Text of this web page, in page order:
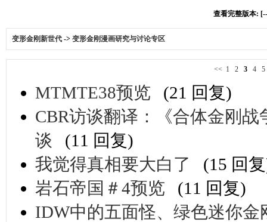
查看完整版本:
变形金刚新世代 -> 变形金刚漫画研究与讨论专区
<< 1 2 3 4 5
MTMTE38预览
(21 回复)
CBR访谈翻译：《合体金刚战
谈
(11 回复)
我觉得真相要大白了
(15 回
岩石帝国＃4预览
(11 回复)
IDW中的五面怪、绿色迷你金